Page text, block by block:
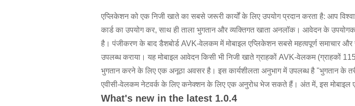
एप्लिकेशन को एक निजी खाते का सबसे जरूरी कार्यों के लिए उपयोग प्रदान करता है: आप
कार्ड का उपयोग कर, साथ ही ताला भुगतान और व्यक्तिगत खाता अनलॉक। आवेदन के
है। पंजीकरण के बाद डैशबोर्ड AVK-वेलकम में मोबाइल एप्लिकेशन सबसे महत्वपूर्ण समाचार
उपलब्ध कराया। यह मोबाइल आवेदन किसी भी निजी खाते ग्राहकों AVK-वेलकम (ग्राहकों
भुगतान करने के लिए एक अनूठा अवसर है। इस कार्यशीलता अनुभाग में उपलब्ध है "भुगतान के
एवीसी-वेलकम नेटवर्क के लिए कनेक्शन के लिए एक अनुरोध भेज सकते हैं। अंत में, इस मोबाइल
What's new in the latest 1.0.4